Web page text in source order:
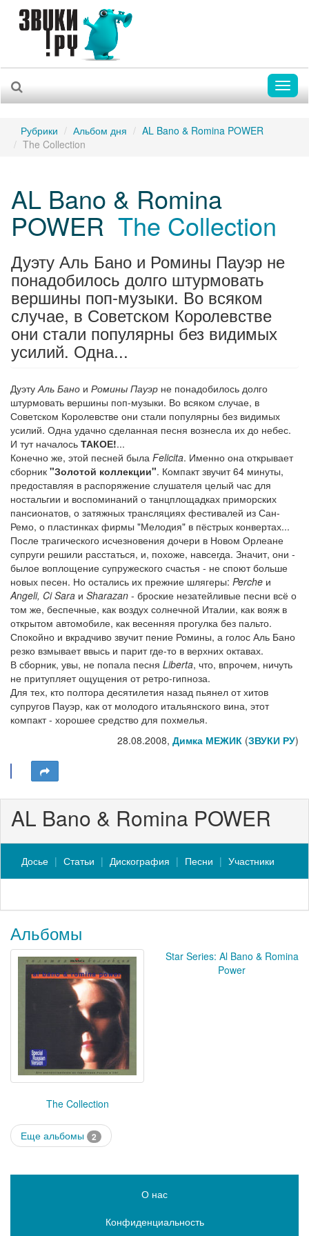
Рубрики Альбом дня
AL Bano & Romina POWER
The Collection
AL Bano & Romina
POWER The Collection
Дуэту Аль Бано и Ромины Пауэр не
понадобилось долго штурмовать
вершины поп-музыки. Во всяком
случае, в Советском Королевстве
они стали популярны без видимых
усилий. Одна...
ДуэтуАль Бано и Ромины Пауэр не понадобилось долго
штурмовать вершины поп-музыки. Во всяком случае, в
Советском Королевстве они стали популярны без видимых
усилий. Одна удачно сделанная песня вознесла их до небес.
И тут началось ТАКОЕ!...
Конечно же, этой песней была Felicita. Именно она открывает
сборник "Золотой коллекции". Компакт звучит 64 минуты,
предоставляя в распоряжение слушателя целый час для
ностальгии и воспоминаний о танцплощадках приморских
пансионатов, о затяжных трансляциях фестивалей из Сан-
Ремо, о пластинках фирмы "Мелодия" в пёстрых конвертах...
После трагического исчезновения дочери в Новом Орлеане
супруги решили расстаться, и, похоже, навсегда. Значит, они -
былое воплощение супружеского счастья - не споют больше
новых песен. Но остались их прежние шлягеры: Perche и
Angeli, Ci Sara и Sharazan - броские незатейливые песни всё о
том же, беспечные, как воздух солнечной Италии, как вояж в
открытом автомобиле, как весенняя прогулка без пальто.
Спокойно и вкрадчиво звучит пение Ромины, а голос Аль Бано
резко взмывает ввысь и парит где-то в верхних октавах.
В сборник, увы, не попала песня Liberta, что, впрочем, ничуть
не притупляет ощущения от ретро-гипноза.
Для тех, кто полтора десятилетия назад пьянел от хитов
супругов Пауэр, как от молодого итальянского вина, этот
компакт - хорошее средство для похмелья.
28.08.2008, Димка МЕЖИК (ЗВУКИ РУ)
AL Bano & Romina POWER
Досье Статьи Дискография Песни Участники
Альбомы
The Collection
Star Series: Al Bano & Romina
Power
Еще альбомы 2
О нас
Конфиденциальность